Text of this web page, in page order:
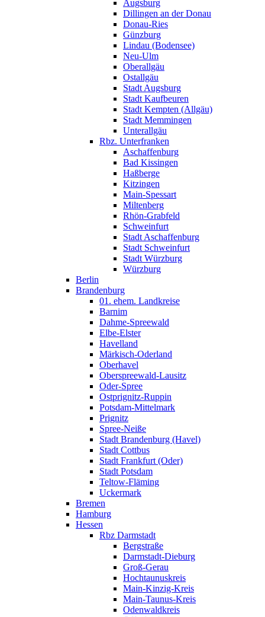
Augsburg
Dillingen an der Donau
Donau-Ries
Günzburg
Lindau (Bodensee)
Neu-Ulm
Oberallgäu
Ostallgäu
Stadt Augsburg
Stadt Kaufbeuren
Stadt Kempten (Allgäu)
Stadt Memmingen
Unterallgäu
Rbz. Unterfranken
Aschaffenburg
Bad Kissingen
Haßberge
Kitzingen
Main-Spessart
Miltenberg
Rhön-Grabfeld
Schweinfurt
Stadt Aschaffenburg
Stadt Schweinfurt
Stadt Würzburg
Würzburg
Berlin
Brandenburg
01. ehem. Landkreise
Barnim
Dahme-Spreewald
Elbe-Elster
Havelland
Märkisch-Oderland
Oberhavel
Oberspreewald-Lausitz
Oder-Spree
Ostprignitz-Ruppin
Potsdam-Mittelmark
Prignitz
Spree-Neiße
Stadt Brandenburg (Havel)
Stadt Cottbus
Stadt Frankfurt (Oder)
Stadt Potsdam
Teltow-Fläming
Uckermark
Bremen
Hamburg
Hessen
Rbz Darmstadt
Bergstraße
Darmstadt-Dieburg
Groß-Gerau
Hochtaunuskreis
Main-Kinzig-Kreis
Main-Taunus-Kreis
Odenwaldkreis